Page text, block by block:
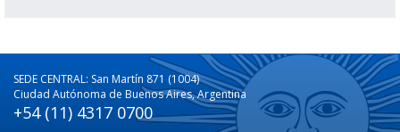
SEDE CENTRAL: San Martín 871 (1004)
Ciudad Autónoma de Buenos Aires, Argentina
+54 (11) 4317 0700